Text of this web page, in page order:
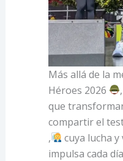
Más allá de la
Héroes 2026
que
compartir el
,
cuya lucha
impulsa cada